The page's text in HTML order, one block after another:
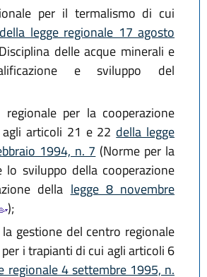
per il termalismo di cui
legge regionale 17 agosto
delle acque minerali e
e sviluppo del
regionale per la cooperazione
articoli 21 e 22 della legge
1994, n. 7 (Norme per la
lo sviluppo della cooperazione
della legge 8 novembre
);
gestione del centro regionale
i trapianti di cui agli articoli 6
regionale 4 settembre 1995, n.